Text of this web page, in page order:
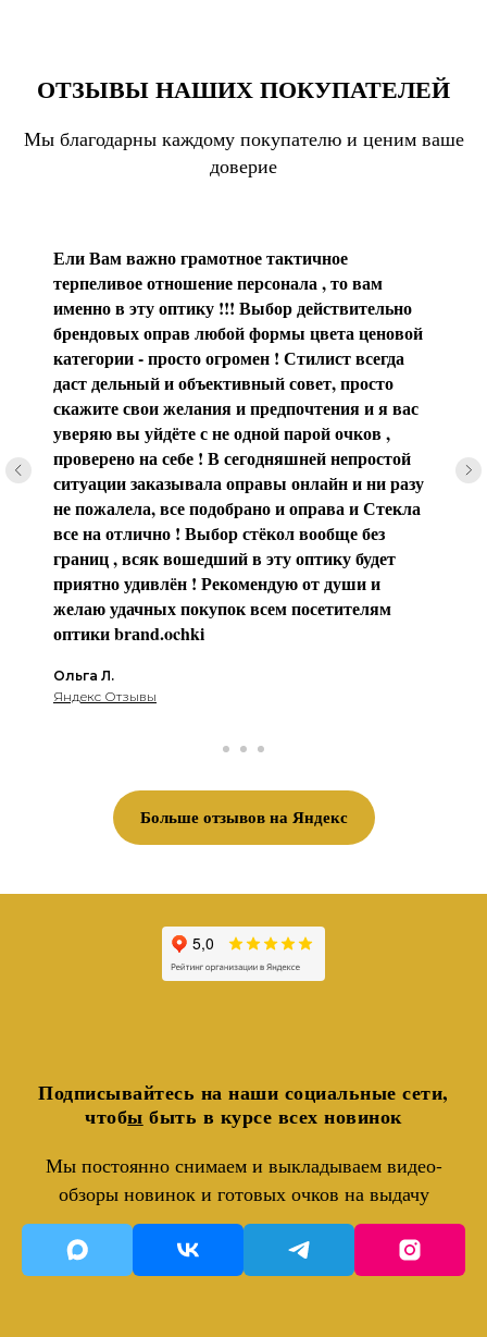
ОТЗЫВЫ НАШИХ ПОКУПАТЕЛЕЙ
Мы благодарны каждому покупателю и ценим ваше
доверие
Ели Вам важно грамотное тактичное
терпеливое отношение персонала , то вам
именно в эту оптику !!! Выбор действительно
брендовых оправ любой формы цвета ценовой
категории - просто огромен ! Стилист всегда
даст дельный и объективный совет, просто
скажите свои желания и предпочтения и я вас
уверяю вы уйдёте с не одной парой очков ,
проверено на себе ! В сегодняшней непростой
ситуации заказывала оправы онлайн и ни разу
не пожалела, все подобрано и оправа и Стекла
все на отлично ! Выбор стёкол вообще без
границ , всяк вошедший в эту оптику будет
приятно удивлён ! Рекомендую от души и
желаю удачных покупок всем посетителям
оптики brаnd.ochki
Ольга Л.
Яндекс Отзывы
Больше отзывов на Яндекс
Подписывайтесь на наши социальные сети,
чтобы быть в курсе всех новинок
Мы постоянно снимаем и выкладываем видео-
обзоры новинок и готовых очков на выдачу